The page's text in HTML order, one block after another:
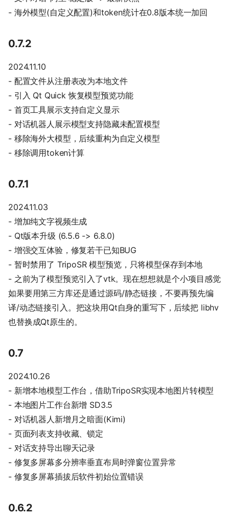
- 海外模型(自定义配置)和token统计在0.8版本统一加回
0.7.2
2024.11.10
- 配置文件从注册表改为本地文件
- 引入 Qt Quick 恢复模型预览功能
- 首页工具展示支持自定义显示
- 对话机器人展示模型支持隐藏未配置模型
- 移除海外大模型，后续重构为自定义模型
- 移除调用token计算
0.7.1
2024.11.03
- 增加纯文字视频生成
- Qt版本升级 (6.5.6 -> 6.8.0)
- 增强交互体验，修复若干已知BUG
- 暂时禁用了 TripoSR 模型预览，只将模型保存到本地
- 之前为了模型预览引入了vtk。现在想想就是个小项目感觉
如果要用第三方库还是通过源码/静态链接，不要再预先编
译/动态链接引入。把这块用Qt自身的重写下，后续把 libhv
也替换成Qt原生的。
0.7
2024.10.26
- 新增本地模型工作台，借助TripoSR实现本地图片转模型
- 本地图片工作台新增 SD3.5
- 对话机器人新增月之暗面(Kimi)
- 页面列表支持收藏、锁定
- 对话支持导出聊天记录
- 修复多屏幕多分辨率垂直布局时弹窗位置异常
- 修复多屏幕插拔后软件初始位置错误
0.6.2